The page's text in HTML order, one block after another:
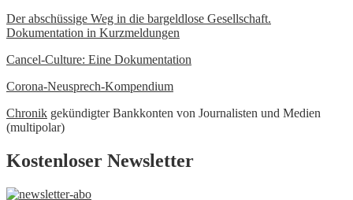
Der abschüssige Weg in die bargeldlose Gesellschaft.
Dokumentation in Kurzmeldungen
Cancel-Culture: Eine Dokumentation
Corona-Neusprech-Kompendium
Chronik gekündigter Bankkonten von Journalisten und Medien
(multipolar)
Kostenloser Newsletter